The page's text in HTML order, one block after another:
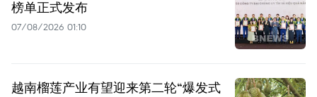
榜单正式发布
07/08/2026 01:10
越南榴莲产业有望迎来第二轮“爆发式